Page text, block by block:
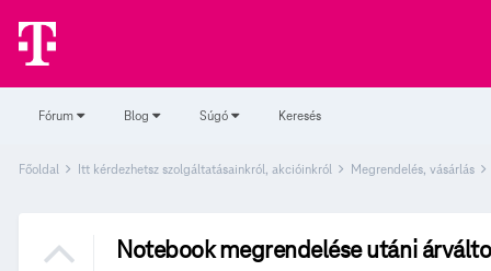
Fórum Blog Súgó Keresés
Főoldal Itt kérdezhetsz szolgáltatásainkról, akcióinkról Megrendelés, vásárlás
Notebook megrendelése utáni